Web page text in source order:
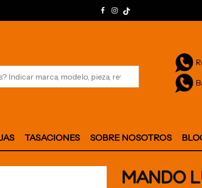
TASACIONES SOBRE NOSOTROS
MANDO